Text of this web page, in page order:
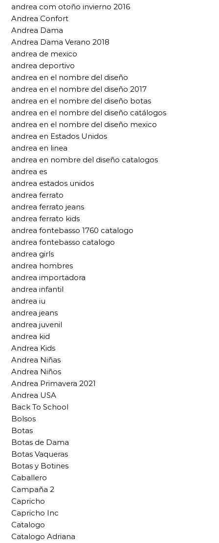
andrea com otoño invierno 2016
Andrea Confort
Andrea Dama
Andrea Dama Verano 2018
andrea de mexico
andrea deportivo
andrea en el nombre del diseño
andrea en el nombre del diseño 2017
andrea en el nombre del diseño botas
andrea en el nombre del diseño catálogos
andrea en el nombre del diseño mexico
andrea en Estados Unidos
andrea en linea
andrea en nombre del diseño catalogos
andrea es
andrea estados unidos
andrea ferrato
andrea ferrato jeans
andrea ferrato kids
andrea fontebasso 1760 catalogo
andrea fontebasso catalogo
andrea girls
andrea hombres
andrea importadora
andrea infantil
andrea iu
andrea jeans
andrea juvenil
andrea kid
Andrea Kids
Andrea Niñas
Andrea Niños
Andrea Primavera 2021
Andrea USA
Back To School
Bolsos
Botas
Botas de Dama
Botas Vaqueras
Botas y Botines
Caballero
Campaña 2
Capricho
Capricho Inc
Catalogo
Catalogo Adriana